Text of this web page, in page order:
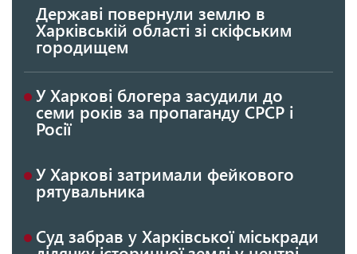
Державі повернули землю в
Харківській області зі скіфським
городищем
У Харкові блогера засудили до
семи років за пропаганду СРСР і
Росії
У Харкові затримали фейкового
рятувальника
Суд забрав у Харківської міськради